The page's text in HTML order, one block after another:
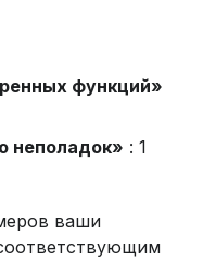
функций»
неполадок» : 1